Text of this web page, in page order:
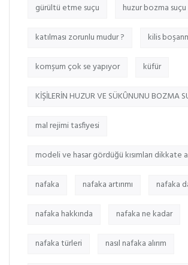
gürültü etme suçu huzur bozma suçu
katılması zorunlu mudur ? kilis
komşum çok se yapıyor küfür
KİŞİLERİN HUZUR VE SÜKÛNUNU BOZMA
mal rejimi tasfiyesi
modeli ve hasar gördüğü kısımları dikkate
nafaka nafaka artırımı nafaka
nafaka hakkında nafaka ne kadar
nafaka türleri nasıl nafaka alırım